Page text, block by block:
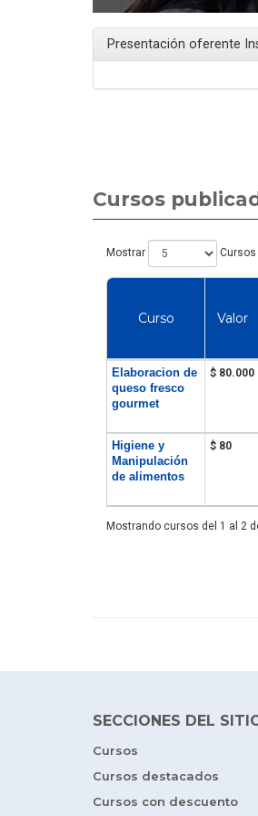
Presentación oferente
Cursos
Mostrar Cursos
Curso Valor
Elaboracion de
queso fresco
gourmet
$ 80.000
Higiene y
Manipulación
de alimentos
$ 80
Mostrando cursos del 1 al 2
SECCIONES DEL
Cursos
Cursos destacados
Cursos con descuento